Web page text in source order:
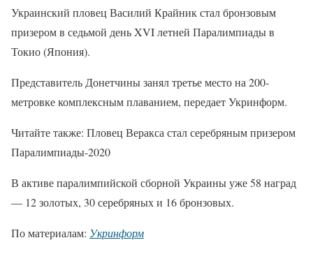
Украинский пловец Василий Крайник стал бронзовым
призером в седьмой день XVI летней Паралимпиады в
Токио (Япония).
Представитель Донетчины занял третье место на 200-
метровке комплексным плаванием, передает Укринформ.
Читайте также: Пловец Веракса стал серебряным призером
Паралимпиады-2020
В активе паралимпийской сборной Украины уже 58 наград
— 12 золотых, 30 серебряных и 16 бронзовых.
По материалам: Укринформ